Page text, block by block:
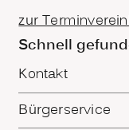
zur
Schnell
Kontakt
Bürgerservice